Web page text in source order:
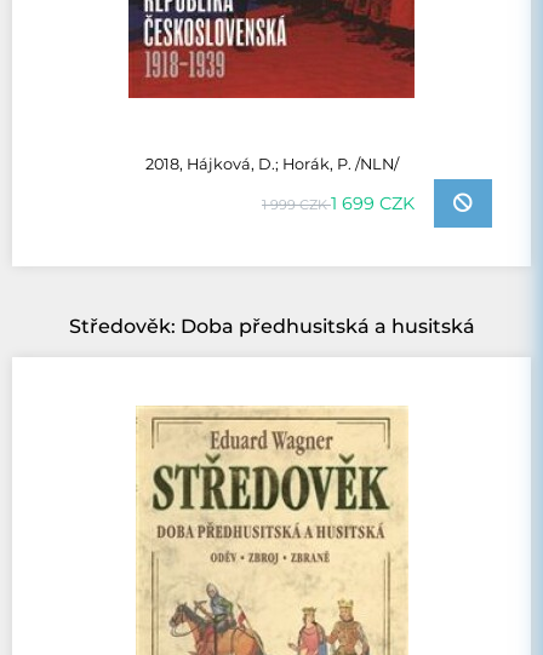
2018, Hájková, D.; Horák, P. /NLN/
1 999 CZK1 699 CZK
Středověk: Doba předhusitská a husitská